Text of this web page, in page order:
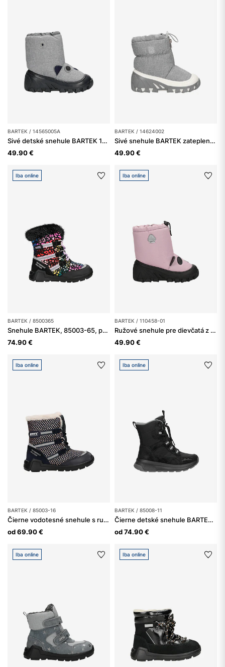
BARTEK / 14565005A
Sivé detské snehule BARTEK 14565005A
49.90 €
BARTEK / 14624002
Sivé snehule BARTEK zateplené prírodnou vlnou 14624002
49.90 €
Iba online
BARTEK / 8500365
Snehule BARTEK, 85003-65, pre dievčatá, viacfarebné
74.90 €
Iba online
BARTEK / 110458-01
Ružové snehule pre dievčatá z vodoodolného materiálu BARTEK 110458-01
49.90 €
Iba online
BARTEK / 85003-16
Čierne vodotesné snehule s ružovými hviezdičkami BARTEK 85003-16
od 69.90 €
Iba online
BARTEK / 85008-11
Čierne detské snehule BARTEK 85008-11
od 74.90 €
Iba online Iba online